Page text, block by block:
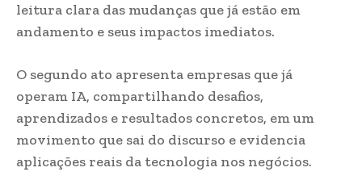
leitura clara das mudanças que já estão em
andamento e seus impactos imediatos.
O segundo ato apresenta empresas que já
operam IA, compartilhando desafios,
aprendizados e resultados concretos, em um
movimento que sai do discurso e evidencia
aplicações reais da tecnologia nos negócios.